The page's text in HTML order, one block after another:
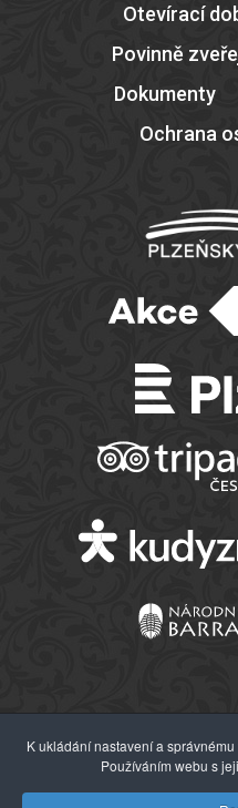
Otevírací
Povinně
Dokumenty
Ochrana
© 2026
K ukládání nastavení a
Používáním webu s